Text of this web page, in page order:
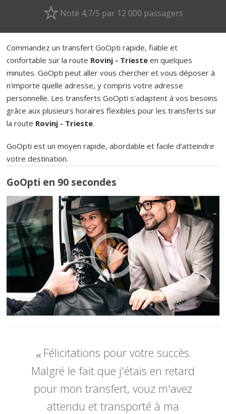
Noté 4,7/5 par 12 000 passagers
Commandez un transfert GoOpti rapide, fiable et
confortable sur la route Rovinj - Trieste en quelques
minutes. GoOpti peut aller vous chercher et vous déposer à
n'importe quelle adresse, y compris votre adresse
personnelle. Les transferts GoOpti s'adaptent à vos besoins
grâce aux plusieurs horaires flexibles pour les transferts sur
la route Rovinj - Trieste.
GoOpti est un moyen rapide, abordable et facile d'atteindre
votre destination.
GoOpti en 90 secondes
Félicitations pour votre succès.
Malgré le fait que j'étais en retard
pour mon transfert, vouz m'avez
attendu et transporté à ma